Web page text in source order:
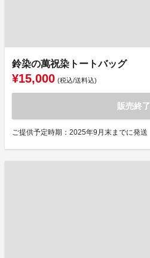
鈴染の萬祝染トートバッグ
¥15,000 (税込/送料込)
販売終了
ご提供予定時期：2025年9月末までに発送